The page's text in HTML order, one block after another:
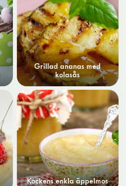
Grillad ananas med
kolasås
Kockens enkla äppelmos